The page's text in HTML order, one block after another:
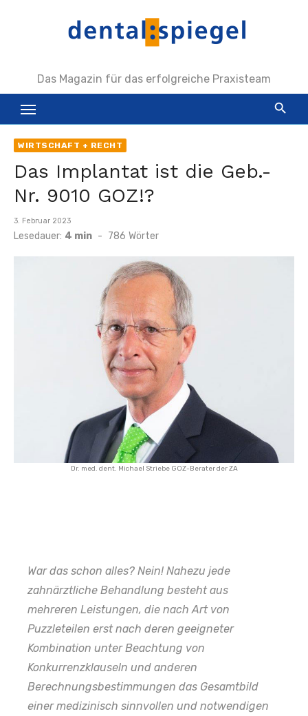
Das Magazin für das erfolgreiche Praxisteam
WIRTSCHAFT + RECHT
Das Implantat ist die Geb.-
Nr. 9010 GOZ!?
Veröffentlicht
am
3. Februar 2023
Lesedauer: 4 min - 786 Wörter
Dr. med. dent. Michael Striebe GOZ-Berater der ZA
War das schon alles? Nein! Nahezu jede
zahnärztliche Behandlung besteht aus
mehreren Leistungen, die nach Art von
Puzzleteilen erst nach deren geeigneter
Kombination unter Beachtung von
Konkurrenzklauseln und anderen
Berechnungsbestimmungen das Gesamtbild
einer medizinisch sinnvollen und notwendigen